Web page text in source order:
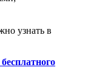
узнать в